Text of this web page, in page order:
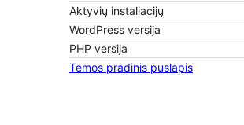
Aktyvių instaliacijų
WordPress versija
PHP versija
Temos pradinis puslapis